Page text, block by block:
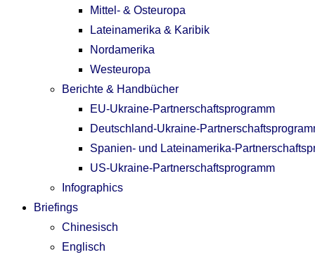
Mittel- & Osteuropa
Lateinamerika & Karibik
Nordamerika
Westeuropa
Berichte & Handbücher
EU-Ukraine-Partnerschaftsprogramm
Deutschland-Ukraine-
Spanien- und Lateinamerika-
US-Ukraine-Partnerschaftsprogramm
Infographics
Briefings
Chinesisch
Englisch